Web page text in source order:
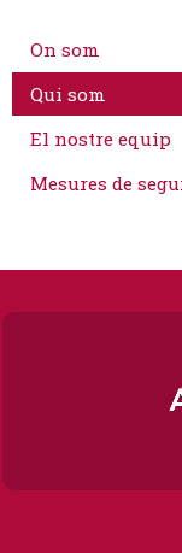
On som
Qui som
El nostre equip
Mesures de